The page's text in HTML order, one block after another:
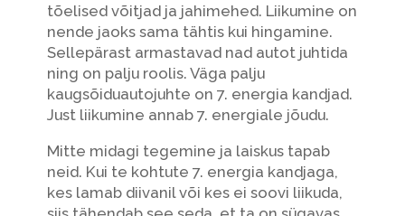
tõelised võitjad ja jahimehed. Liikumine on
nende jaoks sama tähtis kui hingamine.
Sellepärast armastavad nad autot juhtida
ning on palju roolis. Väga palju
kaugsõiduautojuhte on 7. energia kandjad.
Just liikumine annab 7. energiale jõudu.
Mitte midagi tegemine ja laiskus tapab
neid. Kui te kohtute 7. energia kandjaga,
kes lamab diivanil või kes ei soovi liikuda,